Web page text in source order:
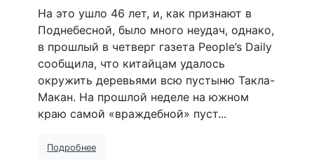
На это ушло 46 лет, и, как признают в
Поднебесной, было много неудач, однако,
в прошлый в четверг газета People’s Daily
сообщила, что китайцам удалось
окружить деревьями всю пустыню Такла-
Макан. На прошлой неделе на южном
краю самой «враждебной» пуст...
Подробнее